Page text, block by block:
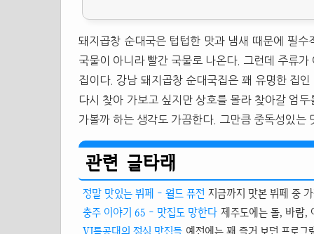
돼지곱창 순대국은 텁텁한 맛과 냄새 때문에 필
국물이 아니라 빨간 국물로 나온다. 그런데 주류
집이다. 강남 돼지곱창 순대국집은 꽤 유명한 집
다시 찾아 가보고 싶지만 상호를 몰라 찾아갈 엄
가볼까 하는 생각도 가끔한다. 그만큼 중독성있는
관련 글타래
정말 맛있는 뷔페 - 월드 퓨전 지금까지 맛본 뷔페 중
충주 이야기 65 - 맛집도 망한다 제주도에는 돌, 바람,
VJ특공대의 점심 맛집들 예전에는 꽤 즐거 보던 프로